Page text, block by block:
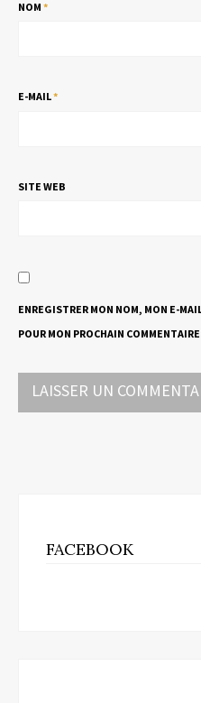
NOM *
E-MAIL*
SITE WEB
ENREGISTRER MON NOM, MON E-
POUR MON PROCHAIN
FACEBOOK